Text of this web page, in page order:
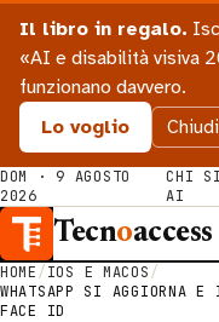
Il libro in regalo.
«AI e disabilità visiva
funzionano davvero.
Lo voglio
DOM · 9 AGOSTO
2026
CHI
AI
Tecnoaccess
HOME/IOS E MACOS/
WHATSAPP SI AGGIORNA E
FACE ID